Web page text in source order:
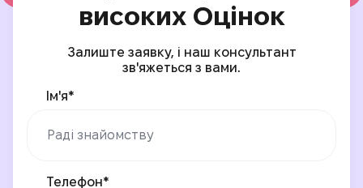
високих Оцінок
Залиште заявку, і наш консультант
зв'яжеться з вами.
Ім'я*
Телефон*